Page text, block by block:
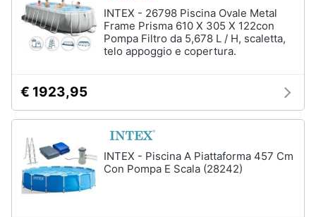
Arredamento
da
esterno
Piscine
terra
legno
Gazebo
Vedi
INTEX - 26798 Piscina Ovale Metal
Frame Prisma 610 X 305 X 122con
Pompa Filtro da 5,678 L / H, scaletta,
telo appoggio e copertura.
€ 1923,95
INTEX - Piscina A Piattaforma 457 Cm
Con Pompa E Scala (28242)